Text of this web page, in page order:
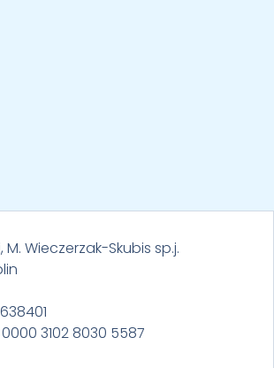
M. Wieczerzak-Skubis sp.j.
3102 8030 5587